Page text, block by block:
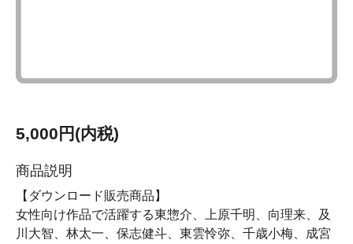
5,000円(内税)
商品説明
【ダウンロード販売商品】
女性向け作品で活躍する東惣介、上原千明、向理来、及
川大智、林太一、保志健斗、東雲怜弥、千歳小梅、成宮